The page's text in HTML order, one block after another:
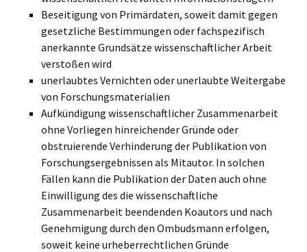
Beseitigung von Primärdaten, soweit damit gegen
gesetzliche Bestimmungen oder fachspezifisch
anerkannte Grundsätze wissenschaftlicher Arbeit
verstoßen wird
unerlaubtes Vernichten oder unerlaubte Weitergabe
von Forschungsmaterialien
Aufkündigung wissenschaftlicher Zusammenarbeit
ohne Vorliegen hinreichender Gründe oder
obstruierende Verhinderung der Publikation von
Forschungsergebnissen als Mitautor. In solchen
Fällen kann die Publikation der Daten auch ohne
Einwilligung des die wissenschaftliche
Zusammenarbeit beendenden Koautors und nach
Genehmigung durch den Ombudsmann erfolgen,
soweit keine urheberrechtlichen Gründe